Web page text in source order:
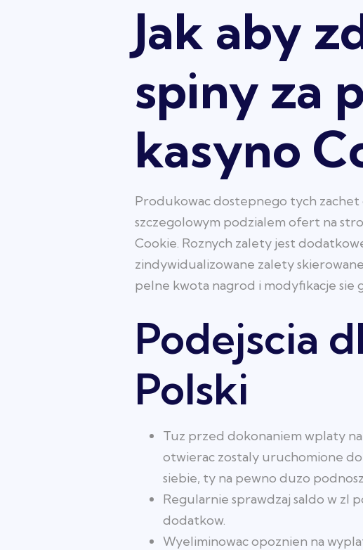
Jak aby
spiny za
kasyno
Produkowac dostepnego tych zachet
szczegolowym podzialem ofert na
Cookie. Roznych zalety jest
zindywidualizowane zalety
pelne kwota nagrod i modyfikacje sie
Podejscia
Polski
Tuz przed dokonaniem wplaty
otwierac zostaly uruchomione
siebie, ty na pewno duzo
Regularnie sprawdzaj saldo w zl
dodatkow.
Wyeliminowac opoznien na